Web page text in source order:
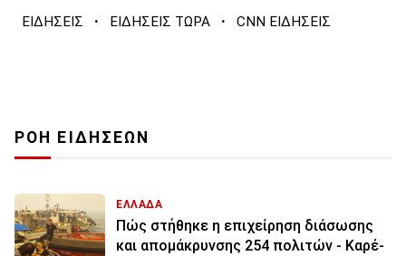
ΕΙΔΗΣΕΙΣ · ΕΙΔΗΣΕΙΣ ΤΩΡΑ · CNN ΕΙΔΗΣΕΙΣ
ΡΟΗ ΕΙΔΗΣΕΩΝ
ΕΛΛΑΔΑ
Πώς στήθηκε η επιχείρηση διάσωσης
και απομάκρυνσης 254 πολιτών - Καρέ-